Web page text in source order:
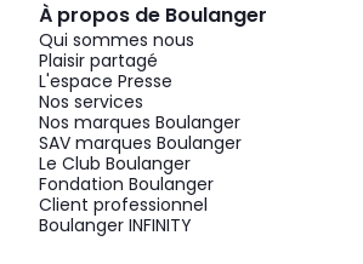
À propos de Boulanger
Qui sommes nous
Plaisir partagé
L'espace Presse
Nos services
Nos marques Boulanger
SAV marques Boulanger
Le Club Boulanger
Fondation Boulanger
Client professionnel
Boulanger INFINITY